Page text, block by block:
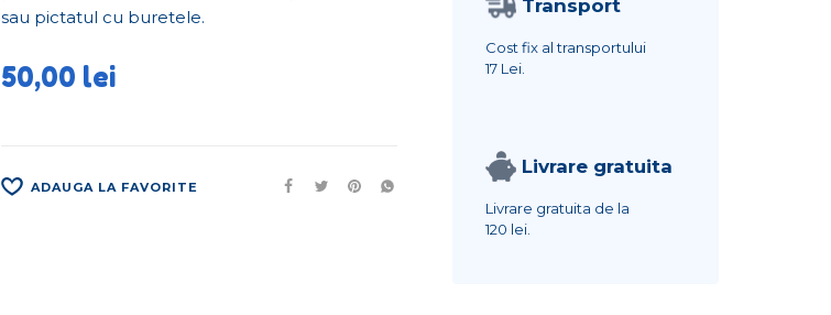
sau pictatul cu buretele.
50,00 lei
ADAUGA LA FAVORITE
Transport
Cost fix al transportului
17 Lei.
Livrare gratuita
Livrare gratuita de la
120 lei.